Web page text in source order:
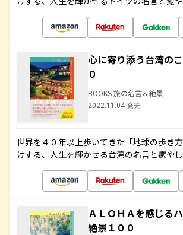
心に寄り添う台湾の
０
BOOKS 旅の名言＆絶景
2022.11.04 発売
世界を４０年以上歩いてきた「地球の歩き
けする、人生を輝かせる台湾の名言と癒や
ＡＬＯＨＡを感じる
絶景１００